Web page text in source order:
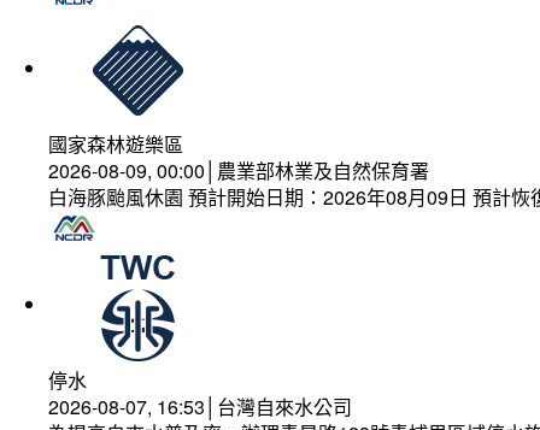
國家森林遊樂區
2026-08-09, 00:00│農業部林業及自然保育署
白海豚颱風休園 預計開始日期：2026年08月09日 預計
停水
2026-08-07, 16:53│台灣自來水公司